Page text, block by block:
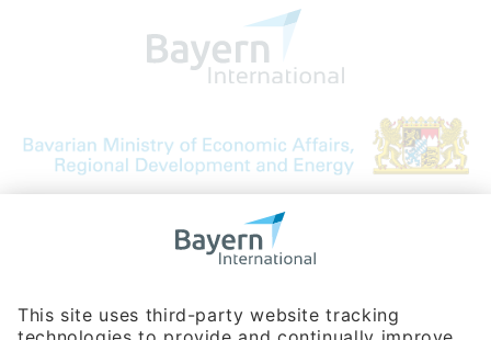
Bavarian Bureau for International
Phone:+49 180 5949260